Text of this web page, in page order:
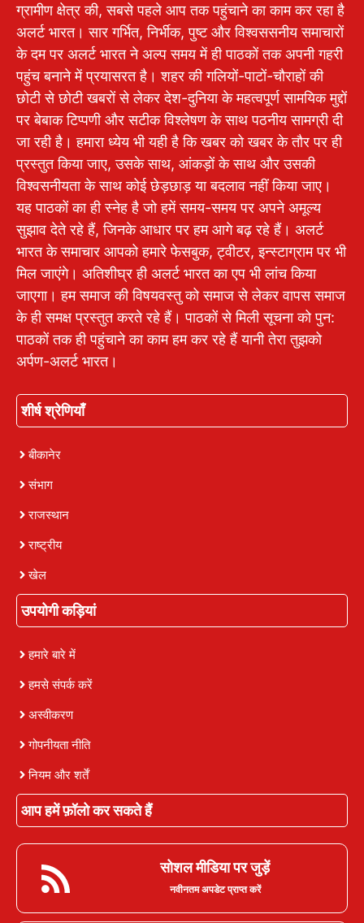
ग्रामीण क्षेत्र की, सबसे पहले आप तक पहुंचाने का काम कर रहा है
अलर्ट भारत। सार गर्भित, निर्भीक, पुष्ट और विश्वससनीय समाचारों
के दम पर अलर्ट भारत ने अल्प समय में ही पाठकों तक अपनी गहरी
पहुंच बनाने में प्रयासरत है। शहर की गलियों-पाटों-चौराहों की
छोटी से छोटी खबरों से लेकर देश-दुनिया के महत्वपूर्ण सामयिक मुद्दों
पर बेबाक टिप्पणी और सटीक विश्लेषण के साथ पठनीय सामग्री दी
जा रही है। हमारा ध्येय भी यही है कि खबर को खबर के तौर पर ही
प्रस्तुत किया जाए, उसके साथ, आंकड़ों के साथ और उसकी
विश्वसनीयता के साथ कोई छेड़छाड़ या बदलाव नहीं किया जाए।
यह पाठकों का ही स्नेह है जो हमें समय-समय पर अपने अमूल्य
सुझाव देते रहे हैं, जिनके आधार पर हम आगे बढ़ रहे हैं। अलर्ट
भारत के समाचार आपको हमारे फेसबुक, ट्वीटर, इन्स्टाग्राम पर भी
मिल जाएंगे। अतिशीघ्र ही अलर्ट भारत का एप भी लांच किया
जाएगा। हम समाज की विषयवस्तु को समाज से लेकर वापस समाज
के ही समक्ष प्रस्तुत करते रहे हैं। पाठकों से मिली सूचना को पुन:
पाठकों तक ही पहुंचाने का काम हम कर रहे हैं यानी तेरा तुझको
अर्पण-अलर्ट भारत।
शीर्ष श्रेणियाँ
बीकानेर
संभाग
राजस्थान
राष्ट्रीय
खेल
उपयोगी कड़ियां
हमारे बारे में
हमसे संपर्क करें
अस्वीकरण
गोपनीयता नीति
नियम और शर्तें
आप हमें फ़ॉलो कर सकते हैं
सोशल मीडिया पर जुड़ें
नवीनतम अपडेट प्राप्त करें